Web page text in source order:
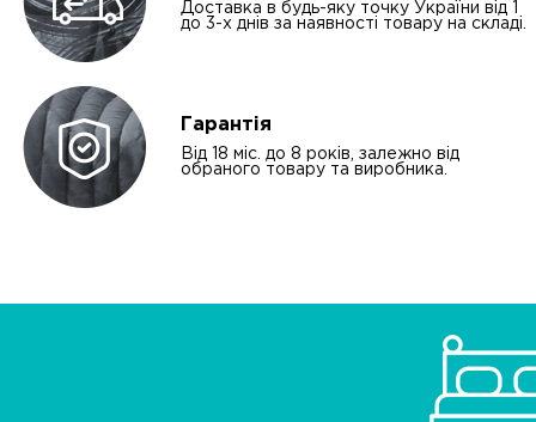
Доставка в будь-яку точку України від 1
до 3-х днів за наявності товару на складі.
Гарантія
Від 18 міс. до 8 років, залежно від
обраного товару та виробника.